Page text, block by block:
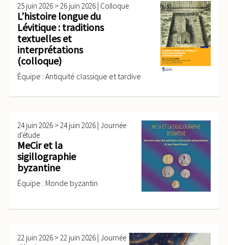
25 juin 2026 >26 juin 2026 | Colloque
L’histoire longue du
Lévitique : traditions
textuelles et
interprétations
(colloque)
Équipe : Antiquité classique et tardive
24 juin 2026 >24 juin 2026 | Journée
d'étude
MeCir et la
sigillographie
byzantine
Équipe : Monde byzantin
22 juin 2026 >22 juin 2026 | Journée